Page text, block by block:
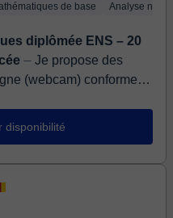
de base Analyse
diplômée ENS – 20
⏤ Je propose des
(webcam) conformes
disponibilité